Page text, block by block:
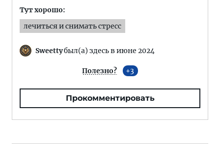
Тут хорошо:
лечиться и снимать стресс
Sweettyбыл(а) здесь в июне 2024
Полезно? 3
Прокомментировать